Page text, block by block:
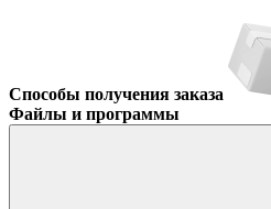
Способы получения заказа
Файлы и программы